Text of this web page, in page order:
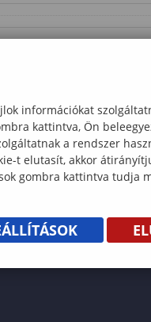
információkat
kattintva, Ön
a rendszer
t elutasít, akkor
gombra kattintva tudja